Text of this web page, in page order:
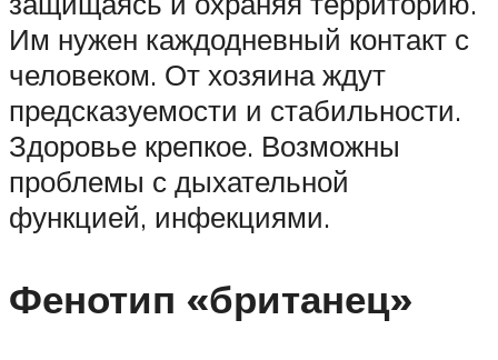
Им нужен каждодневный контакт с
человеком. От хозяина ждут
предсказуемости и стабильности.
Здоровье крепкое. Возможны
проблемы с дыхательной
функцией, инфекциями.
Фенотип «британец»